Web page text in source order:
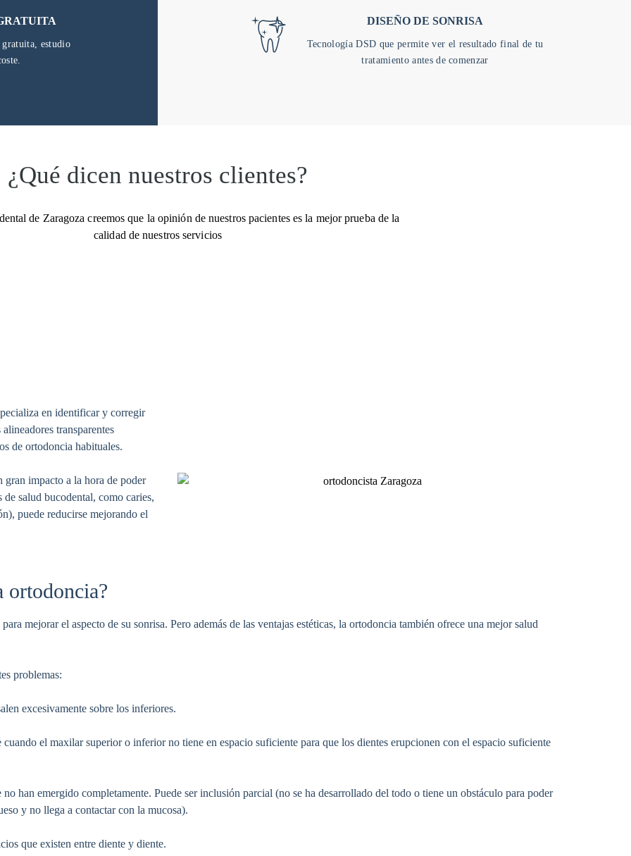
estudio
DISEÑO DE SONRISA
Tecnología DSD que permite ver el resultado final de tu
tratamiento antes de comenzar
¿Qué dicen nuestros clientes?
de Zaragoza creemos que la opinión de nuestros pacientes es la mejor prueba de la
calidad de nuestros servicios
en identificar y corregir
transparentes
de ortodoncia habituales.
gran impacto a la hora de poder
salud bucodental, como caries,
puede reducirse mejorando el
ortodoncia?
mejorar el aspecto de su sonrisa. Pero además de las ventajas estéticas, la ortodoncia también ofrece una mejor salud
problemas:
excesivamente sobre los inferiores.
cuando el maxilar superior o inferior no tiene en espacio suficiente para que los dientes erupcionen con el espacio suficiente
no han emergido completamente. Puede ser inclusión parcial (no se ha desarrollado del todo o tiene un obstáculo para poder
y no llega a contactar con la mucosa).
que existen entre diente y diente.